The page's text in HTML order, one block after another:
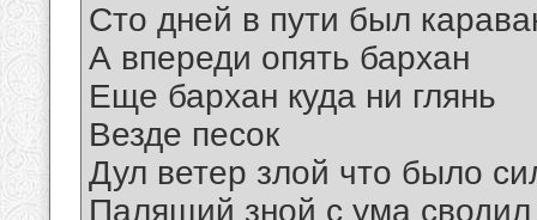
Сто дней в пути был
А впереди опять бархан
Еще бархан куда ни глянь
Везде песок
Дул ветер злой что было
Палящий зной с ума сводил